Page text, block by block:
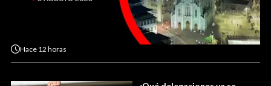
Hace 12 horas